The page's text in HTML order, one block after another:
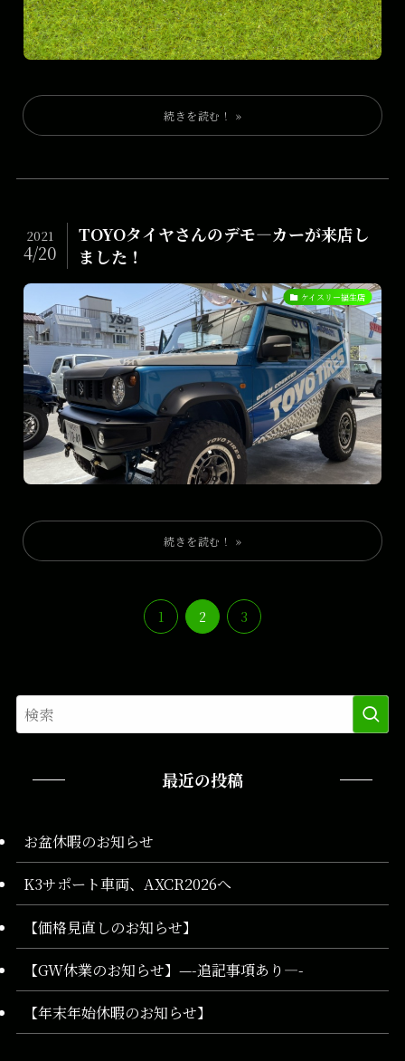
TOYOタイヤさんのデモ―カーが来店し
ました！
2021
4/20
ケイスリー福生店
1 2 3
最近の投稿
お盆休暇のお知らせ
K3サポート車両、AXCR2026へ
【価格見直しのお知らせ】
【GW休業のお知らせ】—-追記事項あり—-
【年末年始休暇のお知らせ】